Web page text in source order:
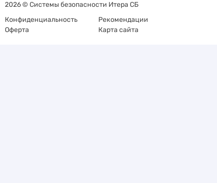
2026 © Системы безопасности Итера СБ
Конфиденциальность
Рекомендации
Оферта
Карта сайта